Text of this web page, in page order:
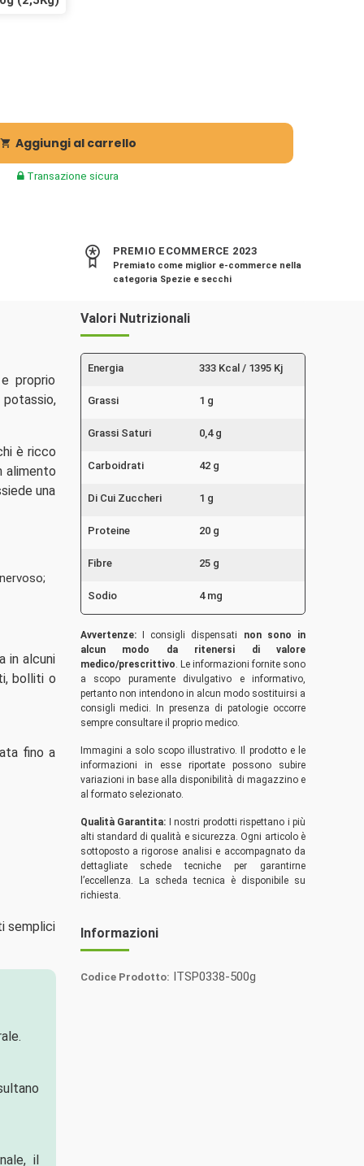
 Aggiungi al carrello
Transazione sicura
PREMIO ECOMMERCE 2023
Premiato come miglior e-commerce nella
categoria Spezie e secchi
proprio
potassio,
è ricco
alimento
una
in alcuni
bolliti o
fino a
semplici
il
Valori Nutrizionali
Energia 333 Kcal / 1395 Kj
Grassi 1 g
Grassi Saturi 0,4 g
Carboidrati 42 g
Di Cui Zuccheri 1 g
Proteine 20 g
Fibre 25 g
Sodio 4 mg
Avvertenze:I consigli dispensati
non sono in
alcun modo da ritenersi di valore
medico/prescrittivo . Le informazioni fornite sono
a scopo puramente divulgativo e informativo,
pertanto non intendono in alcun modo sostituirsi a
consigli medici. In presenza di patologie occorre
sempre consultare il proprio medico.
Immagini a solo scopo illustrativo. Il prodotto e le
informazioni in esse riportate possono subire
variazioni in base alla disponibilità di magazzino e
al formato selezionato.
Qualità Garantita: I nostri prodotti rispettano i più
alti standard di qualità e sicurezza. Ogni articolo è
sottoposto a rigorose analisi e accompagnato da
dettagliate schede tecniche per garantirne
l’eccellenza. La scheda tecnica è disponibile su
richiesta.
Informazioni
Codice Prodotto: ITSP0338-500g